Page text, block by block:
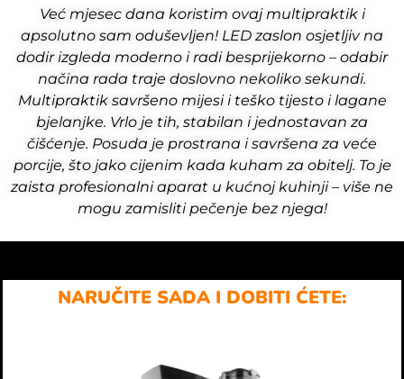
Već mjesec dana koristim ovaj multipraktik i
apsolutno sam oduševljen! LED zaslon osjetljiv na
dodir izgleda moderno i radi besprijekorno – odabir
načina rada traje doslovno nekoliko sekundi.
Multipraktik savršeno mijesi i teško tijesto i lagane
bjelanjke. Vrlo je tih, stabilan i jednostavan za
čišćenje. Posuda je prostrana i savršena za veće
porcije, što jako cijenim kada kuham za obitelj. To je
zaista profesionalni aparat u kućnoj kuhinji – više ne
mogu zamisliti pečenje bez njega!
NARUČITE SADA I DOBITI ĆETE: